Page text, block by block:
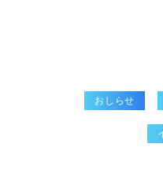
おしらせ